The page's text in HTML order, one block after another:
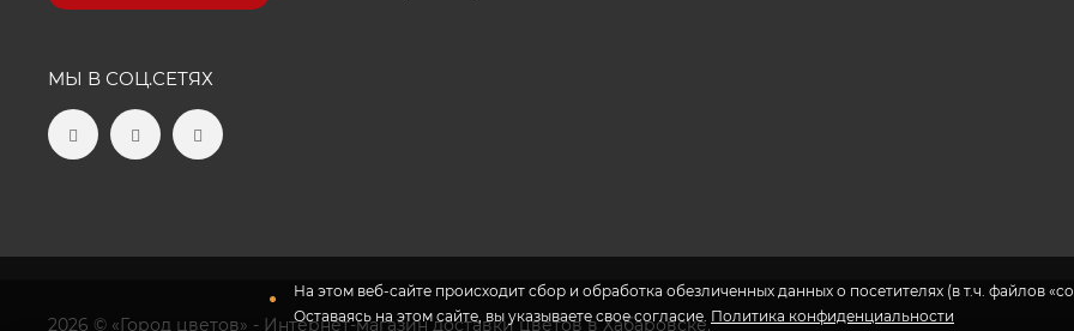
На этом веб-сайте происходит сбор и обработка обезличенных данных о посетителях (в т.ч. файлов
Оставаясь на этом сайте, вы указываете свое согласие. Политика конфиденциальности
МЫ В СОЦ.СЕТЯХ
2026 © «Город цветов» - Интернет-магазин доставки цветов в Хабаровске.